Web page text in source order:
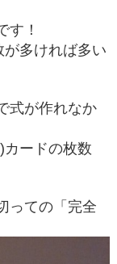
す！
多ければ多い
式が作れなか
ードの枚数
っての「完全